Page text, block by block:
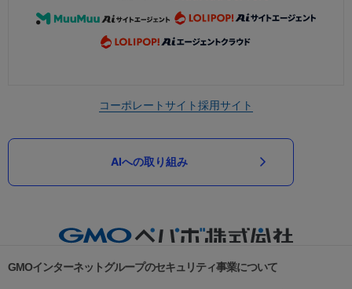
コーポレートサイト採用サイト
AIへの取り組み
GMOインターネットグループのセキュリティ事業について